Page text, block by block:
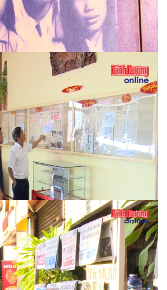
bút sắc bén trên mặt trận báo
tường thuật của báo chí đương